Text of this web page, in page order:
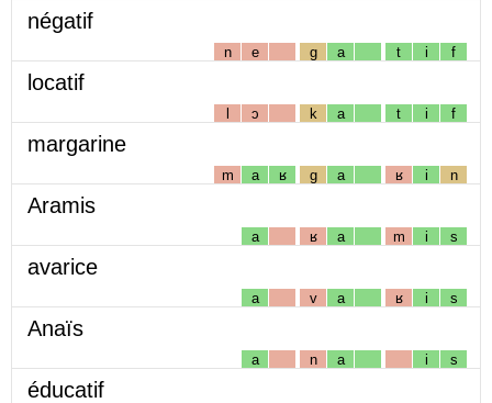
négatif
n e g a t i f
locatif
l ɔ k a t i f
margarine
m a ʁ g a ʁ i n
Aramis
a ʁ a m i s
avarice
a v a ʁ i s
Anaïs
a n a i s
éducatif